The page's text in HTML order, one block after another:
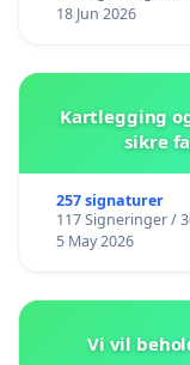
18 Jun 2026
Kartlegging
sikre
257 signaturer
117 Signeringer /
5 May 2026
Vi vil